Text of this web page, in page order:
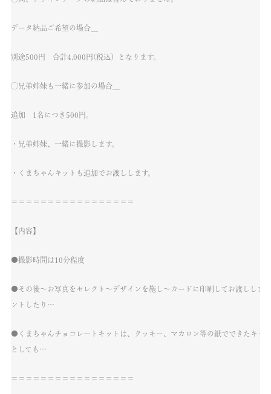
データ納品ご希望の場合＿
別途500円 合計4,000円 (税込）となります。
◯兄弟姉妹も一緒に参加の場合＿
追加 1名につき 500円。
・兄弟姉妹、一緒に撮影します。
・くまちゃんキットも追加でお渡しします。
＝＝＝＝＝＝＝＝＝＝＝＝＝＝＝＝＝
【内容】
●撮影時間は10分程度
●その後〜お写真をセレクト〜デザインを施し〜カードに印刷してお渡ししま
ントしたり…
●くまちゃんチョコレートキットは、クッキー、マカロン等の紙でできたキッ
としても…
＝＝＝＝＝＝＝＝＝＝＝＝＝＝＝＝＝